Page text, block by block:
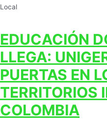
Local
EDUCACIÓN
LLEGA:
PUERTAS EN
TERRITORIOS
COLOMBIA